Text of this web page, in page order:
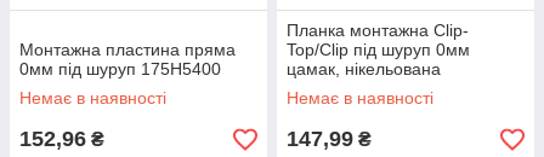
Монтажна пластина пряма
0мм під шуруп 175H5400
Немає в наявності
152,96 ₴
Планка монтажна Clip-
Top/Clip під шуруп 0мм
цамак, нікельована
Немає в наявності
147,99 ₴